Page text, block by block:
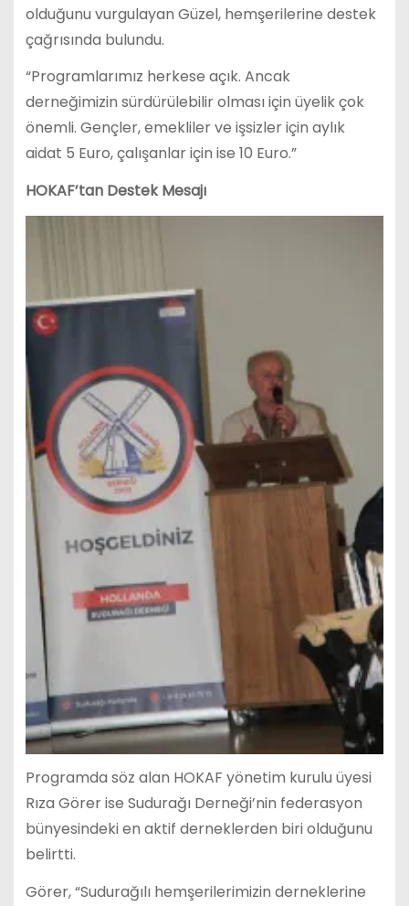
olduğunu vurgulayan Güzel, hemşerilerine destek
çağrısında bulundu.
“Programlarımız herkese açık. Ancak
derneğimizin sürdürülebilir olması için üyelik çok
önemli. Gençler, emekliler ve işsizler için aylık
aidat 5 Euro, çalışanlar için ise 10 Euro.”
HOKAF’tan Destek Mesajı
Programda söz alan HOKAF yönetim kurulu üyesi
Rıza Görer ise Sudurağı Derneği’nin federasyon
bünyesindeki en aktif derneklerden biri olduğunu
belirtti.
Görer, “Sudurağılı hemşerilerimizin derneklerine